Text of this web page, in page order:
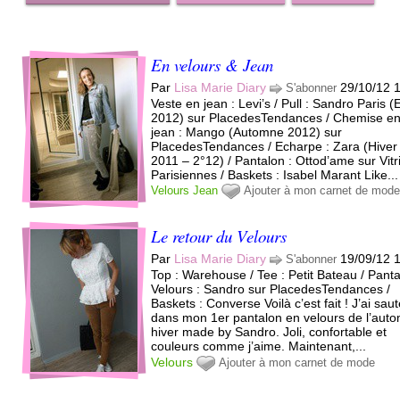
En velours & Jean
Par Lisa Marie Diary S'abonner 29/10/12
Veste en jean : Levi’s / Pull : Sandro Paris
2012) sur PlacedesTendances / Chemise
jean : Mango (Automne 2012) sur
PlacedesTendances / Echarpe : Zara (Hiver
2011 – 2°12) / Pantalon : Ottod’ame sur
Parisiennes / Baskets : Isabel Marant Like...
Velours Jean Ajouter à mon carnet de mode
Le retour du Velours
Par Lisa Marie Diary S'abonner 19/09/12
Top : Warehouse / Tee : Petit Bateau /
Velours : Sandro sur PlacedesTendances /
Baskets : Converse Voilà c’est fait ! J’ai
dans mon 1er pantalon en velours de
hiver made by Sandro. Joli, confortable et
couleurs comme j’aime. Maintenant,...
Velours
Ajouter à mon carnet de mode